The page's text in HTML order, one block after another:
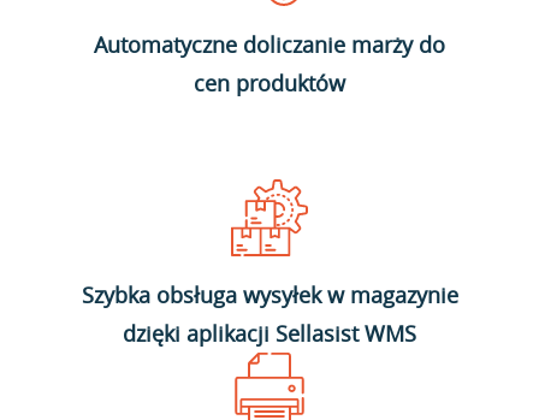
Automatyczne doliczanie marży do
cen produktów
Szybka obsługa wysyłek w magazynie
dzięki aplikacji Sellasist WMS